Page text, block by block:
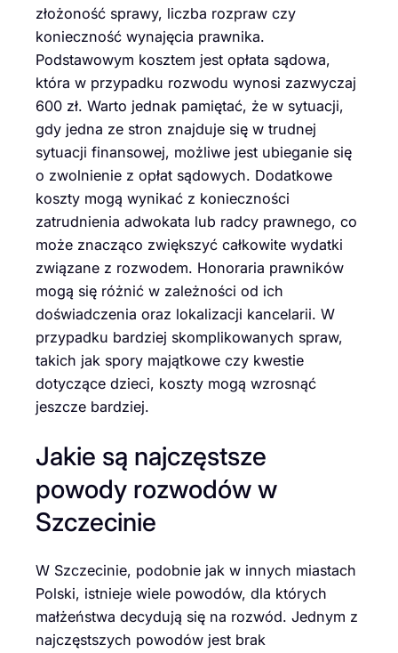
złożoność sprawy, liczba rozpraw czy
konieczność wynajęcia prawnika.
Podstawowym kosztem jest opłata sądowa,
która w przypadku rozwodu wynosi zazwyczaj
600 zł. Warto jednak pamiętać, że w sytuacji,
gdy jedna ze stron znajduje się w trudnej
sytuacji finansowej, możliwe jest ubieganie się
o zwolnienie z opłat sądowych. Dodatkowe
koszty mogą wynikać z konieczności
zatrudnienia adwokata lub radcy prawnego, co
może znacząco zwiększyć całkowite wydatki
związane z rozwodem. Honoraria prawników
mogą się różnić w zależności od ich
doświadczenia oraz lokalizacji kancelarii. W
przypadku bardziej skomplikowanych spraw,
takich jak spory majątkowe czy kwestie
dotyczące dzieci, koszty mogą wzrosnąć
jeszcze bardziej.
Jakie są najczęstsze
powody rozwodów w
Szczecinie
W Szczecinie, podobnie jak w innych miastach
Polski, istnieje wiele powodów, dla których
małżeństwa decydują się na rozwód. Jednym z
najczęstszych powodów jest brak